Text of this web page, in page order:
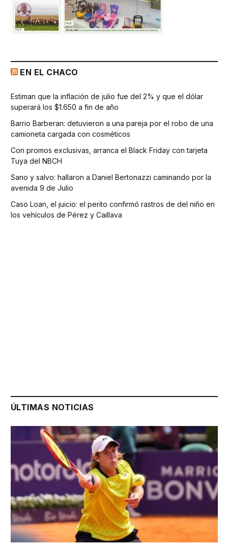
EN EL CHACO
Estiman que la inflación de julio fue del 2% y que el dólar
superará los $1.650 a fin de año
Barrio Barberan: detuvieron a una pareja por el robo de una
camioneta cargada con cosméticos
Con promos exclusivas, arranca el Black Friday con tarjeta
Tuya del NBCH
Sano y salvo: hallaron a Daniel Bertonazzi caminando por la
avenida 9 de Julio
Caso Loan, el juicio: el perito confirmó rastros de del niño en
los vehículos de Pérez y Caillava
ÚLTIMAS NOTICIAS